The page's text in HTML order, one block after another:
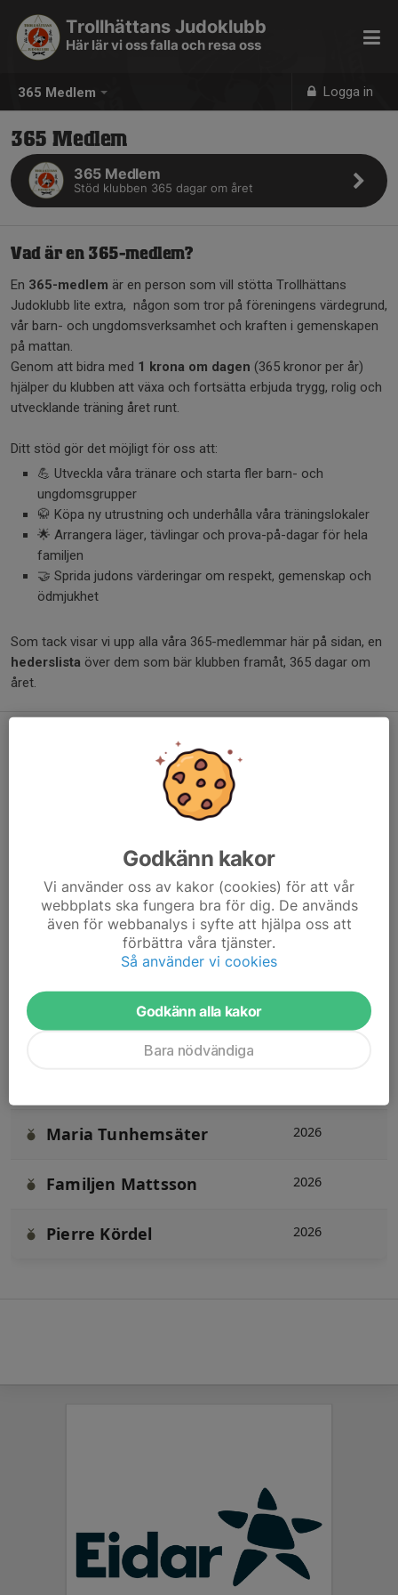
365 Medlem Logga in
Trollhättans Judoklubb
Här lär vi oss falla och resa oss
365 Medlem
365 Medlem
Stöd klubben 365 dagar om året
Vad är en 365-medlem?
En 365-medlem är en person som vill stötta Trollhättans
Judoklubb lite extra, någon som tror på föreningens värdegrund,
vår barn- och ungdomsverksamhet och kraften i gemenskapen
på mattan.
Genom att bidra med 1 krona om dagen (365 kronor per år)
hjälper du klubben att växa och fortsätta erbjuda trygg, rolig och
utvecklande träning året runt.
Ditt stöd gör det möjligt för oss att:
💪 Utveckla våra tränare och starta fler barn- och
ungdomsgrupper
🥋 Köpa ny utrustning och underhålla våra träningslokaler
🌟 Arrangera läger, tävlingar och prova-på-dagar för hela
familjen
🤝 Sprida judons värderingar om respekt, gemenskap och
ödmjukhet
Som tack visar vi upp alla våra 365-medlemmar här på sidan, en
hederslista över dem som bär klubben framåt, 365 dagar om
året.
Tack till våra 365-medlemmar – ni
NAMN
SPONSRINGS
ÅR
Breno Henrique Silveira
Ellen Västlund 2026
Maria Tunhemsäter 2026
Familjen Mattsson 2026
Pierre Kördel 2026
Godkänn kakor
Vi använder oss av kakor (cookies) för att vår
webbplats ska fungera bra för dig. De används
även för webbanalys i syfte att hjälpa oss att
förbättra våra tjänster.
Så använder vi cookies
Godkänn alla kakor
Bara nödvändiga